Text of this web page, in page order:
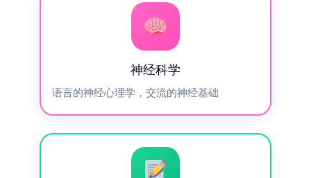
神经科学
语言的神经心理学，交流的神经基础